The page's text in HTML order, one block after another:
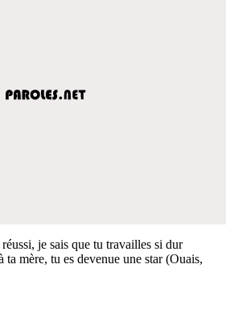
je sais que tu travailles si dur
ta mère, tu es devenue une star (Ouais,